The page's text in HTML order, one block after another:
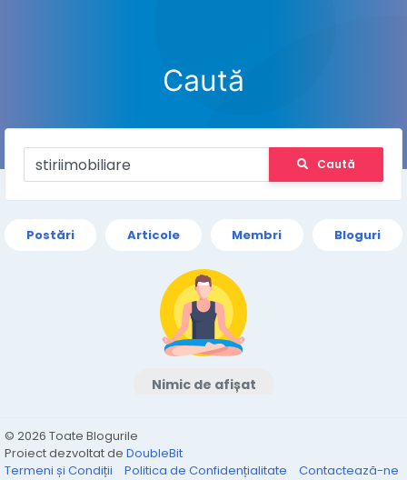
Caută
Caută
Postări Articole Membri Bloguri
Nimic de afișat
© 2026 Toate Blogurile
Proiect dezvoltat de DoubleBit
Termeni și Condiții
Politica de Confidențialitate Contactează-ne